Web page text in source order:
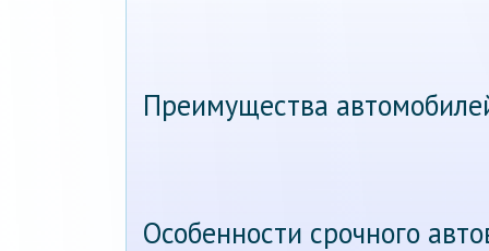
Преимущества
Особенности срочного